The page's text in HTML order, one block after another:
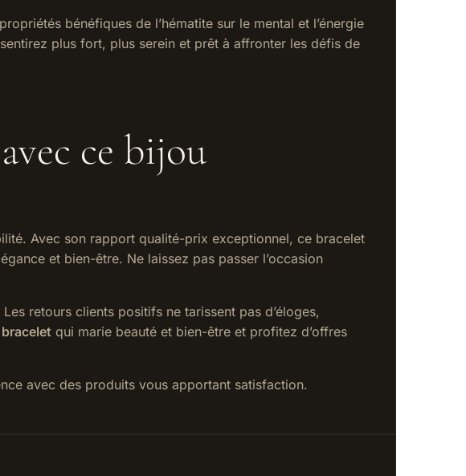
bénéfiques de l’hématite sur le mental et l’énergie
plus fort, plus serein et prêt à affronter les défis de
ce bijou
Avec son rapport qualité-prix exceptionnel, ce bracelet
et bien-être. Ne laissez pas passer l’occasion
retours clients positifs ne tarissent pas d’éloges,
qui marie beauté et bien-être et profitez d’offres
avec des produits vous apportant satisfaction.